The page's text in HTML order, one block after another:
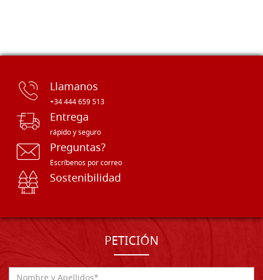
Llamanos
+34 444 659 513
Entrega
rápido y seguro
Preguntas?
Escríbenos por correo
Sostenibilidad
PETICIÓN